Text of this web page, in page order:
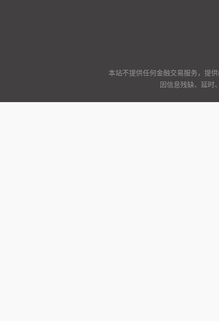
本站不提供任何金融交易服务，提
因信息残缺、延时